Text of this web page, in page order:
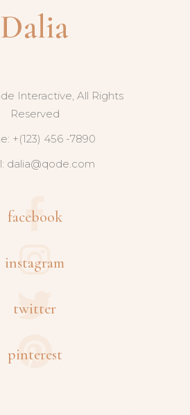
Interactive, All Rights
Reserved
+(123) 456 -7890
dalia@qode.com
facebook
instagram
twitter
pinterest